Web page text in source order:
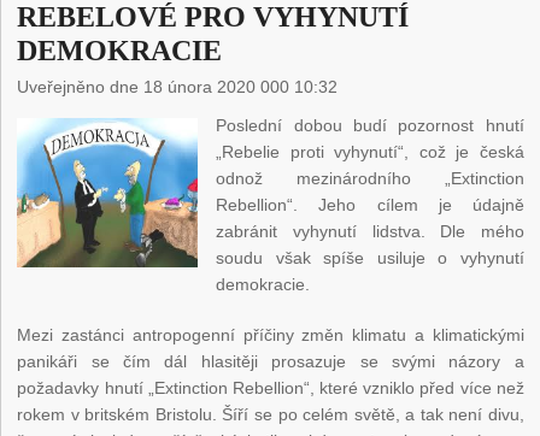
REBELOVÉ PRO VYHYNUTÍ
DEMOKRACIE
Uveřejněno dne 18 února 2020 000 10:32
Poslední dobou budí pozornost hnutí
„Rebelie proti vyhynutí“, což je česká
odnož mezinárodního „Extinction
Rebellion“. Jeho cílem je údajně
zabránit vyhynutí lidstva. Dle mého
soudu však spíše usiluje o vyhynutí
demokracie.
Mezi zastánci antropogenní příčiny změn klimatu a klimatickými
panikáři se čím dál hlasitěji prosazuje se svými názory a
požadavky hnutí „Extinction Rebellion“, které vzniklo před více než
rokem v britském Bristolu. Šíří se po celém světě, a tak není divu,